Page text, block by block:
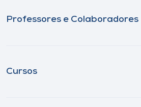
Professores e Colaboradores
Cursos